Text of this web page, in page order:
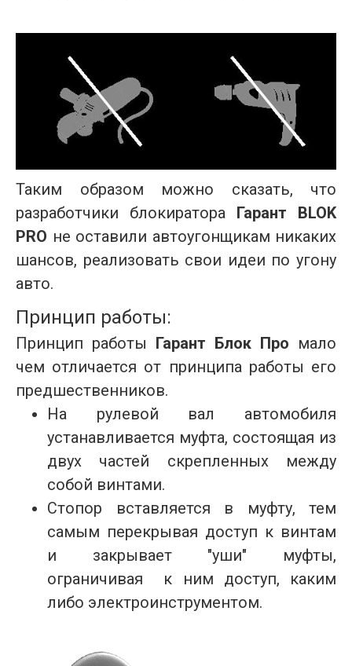
Таким образом можно сказать, что
разработчики блокиратора Гарант BLOK
PRO не оставили автоугонщикам никаких
шансов, реализовать свои идеи по угону
авто.
Принцип работы:
Принцип работы Гарант Блок Про мало
чем отличается от принципа работы его
предшественников.
На рулевой вал автомобиля
устанавливается муфта, состоящая из
двух частей скрепленных между
собой винтами.
Стопор вставляется в муфту, тем
самым перекрывая доступ к винтам
и закрывает "уши" муфты,
ограничивая к ним доступ, каким
либо электроинструментом.